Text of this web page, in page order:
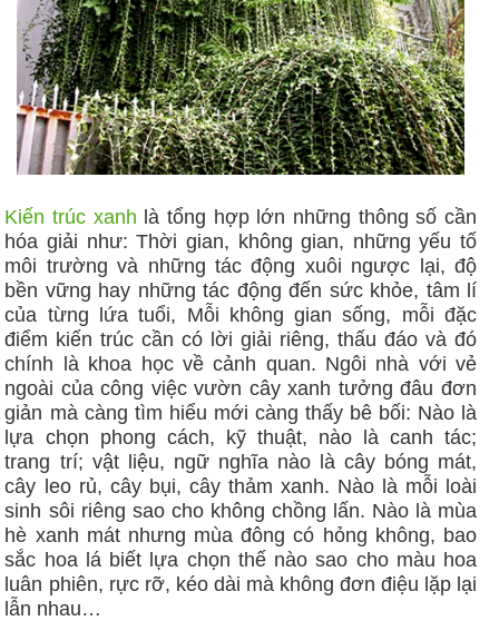
Kiến trúc xanh là tổng hợp lớn những thông số cần
hóa giải như: Thời gian, không gian, những yếu tố
môi trường và những tác động xuôi ngược lại, độ
bền vững hay những tác động đến sức khỏe, tâm lí
của từng lứa tuổi, Mỗi không gian sống, mỗi đặc
điểm kiến trúc cần có lời giải riêng, thấu đáo và đó
chính là khoa học về cảnh quan. Ngôi nhà với vẻ
ngoài của công việc vườn cây xanh tưởng đâu đơn
giản mà càng tìm hiểu mới càng thấy bê bối: Nào là
lựa chọn phong cách, kỹ thuật, nào là canh tác;
trang trí; vật liệu, ngữ nghĩa nào là cây bóng mát,
cây leo rủ, cây bụi, cây thảm xanh. Nào là mỗi loài
sinh sôi riêng sao cho không chồng lấn. Nào là mùa
hè xanh mát nhưng mùa đông có hỏng không, bao
sắc hoa lá biết lựa chọn thế nào sao cho màu hoa
luân phiên, rực rỡ, kéo dài mà không đơn điệu lặp lại
lẫn nhau…